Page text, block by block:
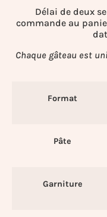
Délai de deux
commande au
Chaque gâteau est
Format
Pâte
Garniture